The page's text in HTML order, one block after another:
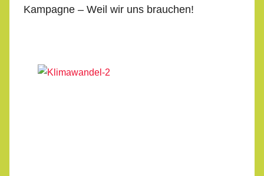
Kampagne – Weil wir uns brauchen!